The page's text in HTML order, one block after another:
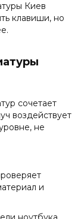
Киев
клавиши, но
сочетает
воздействует
не
и